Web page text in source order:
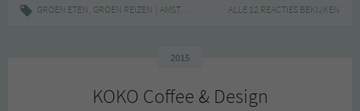
GROEN ETEN, GROEN REIZEN AMSTERDAM AMSTERDAM-CENTRUM,GEZOND
ALLE 12 REACTIES BEKIJKEN
2015
KOKO Coffee & Design